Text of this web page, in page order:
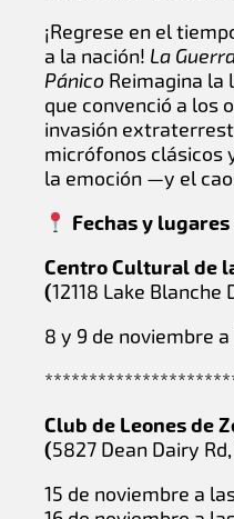
¡Regrese en el
a la nación! La
Pánico Reimagina la
que convenció a los
invasión
micrófonos clásicos
la emoción —y el
Fechas y
Centro Cultural de
(12118 Lake Blanche
8 y 9 de noviembre a
Club de Leones de
(5827 Dean Dairy
15 de noviembre a